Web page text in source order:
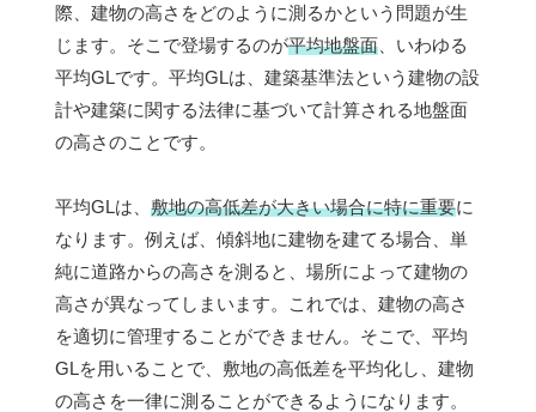
際、建物の高さをどのように測るかという問題が生
じます。そこで登場するのが平均地盤面 、いわゆる
平均GLです。平均GLは、建築基準法という建物の設
計や建築に関する法律に基づいて計算される地盤面
の高さのことです。
平均GLは、 敷地の高低差が大きい場合に特に重要に
なります。例えば、傾斜地に建物を建てる場合、単
純に道路からの高さを測ると、場所によって建物の
高さが異なってしまいます。これでは、建物の高さ
を適切に管理することができません。そこで、平均
GLを用いることで、敷地の高低差を平均化し、建物
の高さを一律に測ることができるようになります。